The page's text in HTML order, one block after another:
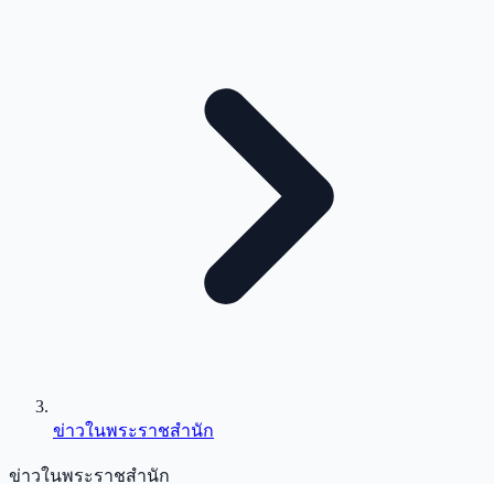
ข่าวในพระราชสำนัก
ข่าวในพระราชสำนัก